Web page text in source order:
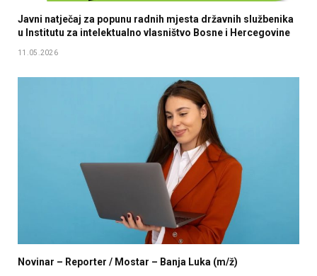
Javni natječaj za popunu radnih mjesta državnih službenika
u Institutu za intelektualno vlasništvo Bosne i Hercegovine
11.05.2026
Novinar – Reporter / Mostar – Banja Luka (m/ž)